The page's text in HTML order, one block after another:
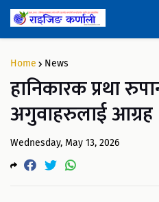
Home News
हानिकारक प्रथा
अगुवाहरुलाई आग्रह
Wednesday, May 13, 2026